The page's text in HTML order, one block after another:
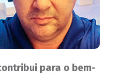
para o bem-